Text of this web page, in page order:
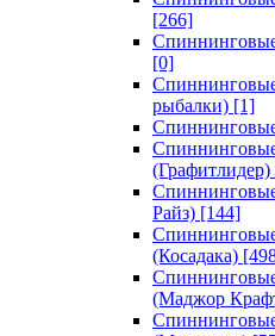
[266]
[0]
рыбалки) [1]
(Графитлидер)
Райз) [144]
(Косадака)
(Маджор